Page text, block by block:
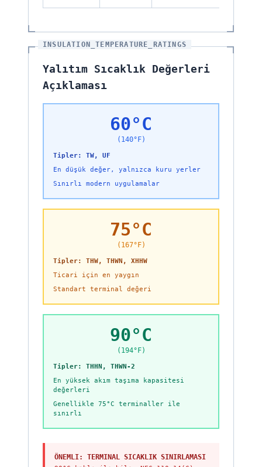
INSULATION_TEMPERATURE_RATINGS
Yalıtım Sıcaklık Değerleri
Açıklaması
60°C
(140°F)
Tipler: TW, UF
En düşük değer, yalnızca kuru yerler
Sınırlı modern uygulamalar
75°C
(167°F)
Tipler: THW, THWN, XHHW
Ticari için en yaygın
Standart terminal değeri
90°C
(194°F)
Tipler: THHN, THWN-2
En yüksek akım taşıma kapasitesi
değerleri
Genellikle 75°C terminaller ile
sınırlı
ÖNEMLI: TERMINAL SICAKLIK SINIRLAMASI